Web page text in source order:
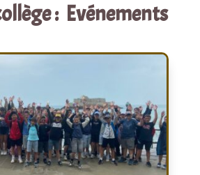
: Evénements